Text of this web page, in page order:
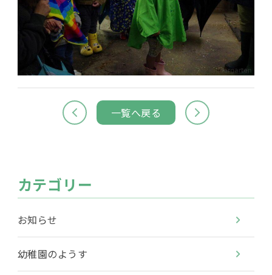
一覧へ戻る
カテゴリー
お知らせ
幼稚園のようす